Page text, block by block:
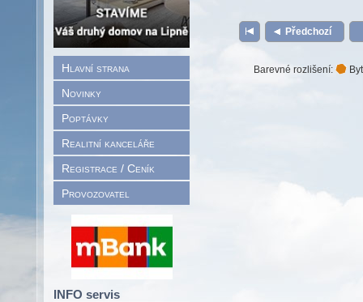
Hlavní strana
Novinky
Poptávky
Realitní kanceláře
Registrace / Ceník
Provozovatel
INFO servis
Předchozí
Barevné rozlišení: